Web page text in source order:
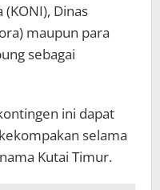
Dinas
maupun para
sebagai
ini dapat
selama
Kutai Timur.